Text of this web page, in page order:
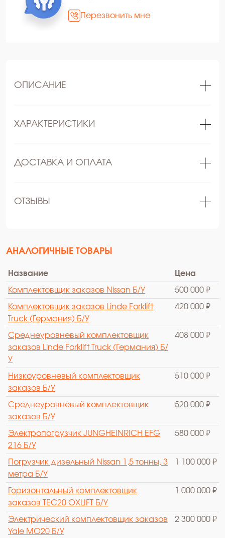
Перезвонить мне
ОПИСАНИЕ
ХАРАКТЕРИСТИКИ
ДОСТАВКА И ОПЛАТА
ОТЗЫВЫ
АНАЛОГИЧНЫЕ ТОВАРЫ
Название Цена
Комплектовщик заказов Nissan Б/У 500 000 ₽
Комплектовщик заказов Linde Forklift
Truck (Германия) Б/У
420 000 ₽
Среднеуровневый комплектовщик
заказов Linde Forklift Truck (Германия) Б/
У
408 000 ₽
Низкоуровневый комплектовщик
заказов Б/У
510 000 ₽
Среднеуровневый комплектовщик
заказов Б/У
520 000 ₽
Электропогрузчик JUNGHEINRICH EFG
216 Б/У
580 000 ₽
Погрузчик дизельный Nissan 1,5 тонны, 3
метра Б/У
1 100 000 ₽
Горизонтальный комплектовщик
заказов TEC20 OXLIFT Б/У
1 000 000 ₽
Электрический комплектовщик заказов
Yale MO20 Б/У
2 300 000 ₽